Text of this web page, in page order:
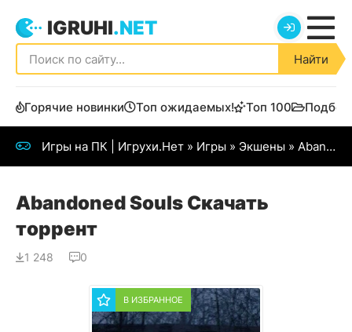
IGRUHI.NET
Найти
Горячие новинки Топ ожидаемых! Топ 100
Игры на ПК | Игрухи.Нет » Игры » Экшены » Abandoned Souls
Abandoned Souls Скачать
торрент
1 248 0
В ИЗБРАННОЕ